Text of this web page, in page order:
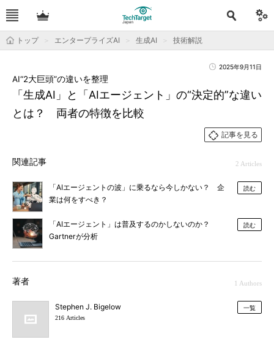
トップ エンタープライズAI 生成AI 技術解説
2025年9月11日
「生成AI」と「AIエージェント」の“決定的”な違い
とは？ 両者の特徴を比較
AI“2大巨頭”の違いを整理
記事を見る
関連記事 2 Articles
「AIエージェントの波」に乗るなら今しかない？ 企
業は何をすべき？
読む
「AIエージェント」は普及するのかしないのか？
Gartnerが分析
読む
著者 1 Authors
Stephen J. Bigelow
216 Articles
一覧